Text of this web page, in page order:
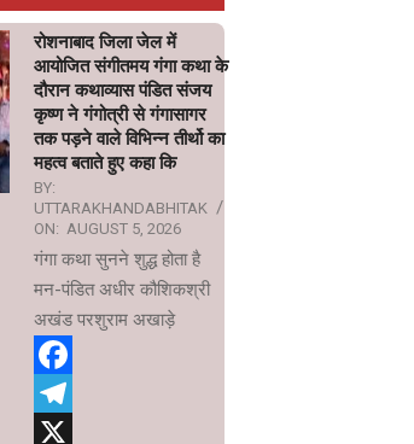
रोशनाबाद जिला जेल में
आयोजित संगीतमय गंगा कथा के
दौरान कथाव्यास पंडित संजय
कृष्ण ने गंगोत्री से गंगासागर
तक पड़ने वाले विभिन्न तीर्थो का
महत्व बताते हुए कहा कि
BY:
UTTARAKHANDABHITAK
ON: AUGUST 5, 2026
गंगा कथा सुनने शुद्ध होता है
मन-पंडित अधीर कौशिकश्री
अखंड परशुराम अखाड़े
Facebook
Telegram